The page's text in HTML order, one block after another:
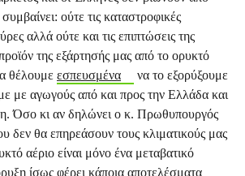
ούτε τις καταστροφικές
αλλά ούτε και τις επιπτώσεις της
της εξάρτησής μας από το ορυκτό
θέλουμε εσπευσμένα
να το εξορύξουμε
με αγωγούς από και προς την Ελλάδα και
Όσο κι αν δηλώνει ο κ. Πρωθυπουργός
δεν θα επηρεάσουν τους κλιματικούς μας
αέριο είναι μόνο ένα μεταβατικό
ίσως φέρει κάποια αποτελέσματα